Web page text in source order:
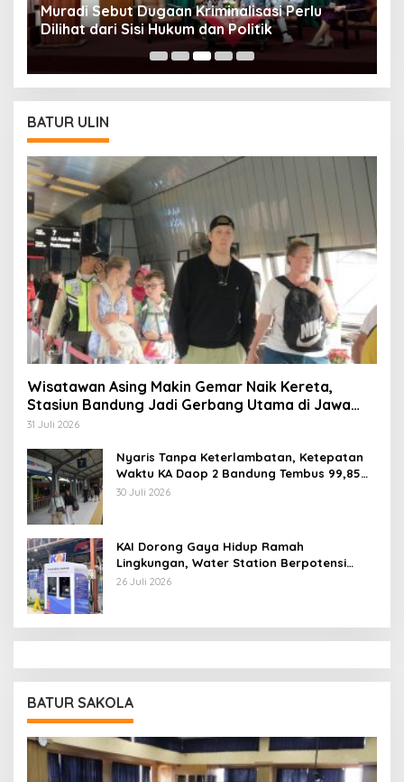
Muradi Sebut Dugaan Kriminalisasi Perlu
Dilihat dari Sisi Hukum dan Politik
BATUR ULIN
Wisatawan Asing Makin Gemar Naik Kereta,
Stasiun Bandung Jadi Gerbang Utama di Jawa
Barat
31 Juli 2026
Nyaris Tanpa Keterlambatan, Ketepatan
Waktu KA Daop 2 Bandung Tembus 99,85
Persen
30 Juli 2026
KAI Dorong Gaya Hidup Ramah
Lingkungan, Water Station Berpotensi
Kurangi 2,99 Juta Botol Plastik
26 Juli 2026
BATUR SAKOLA